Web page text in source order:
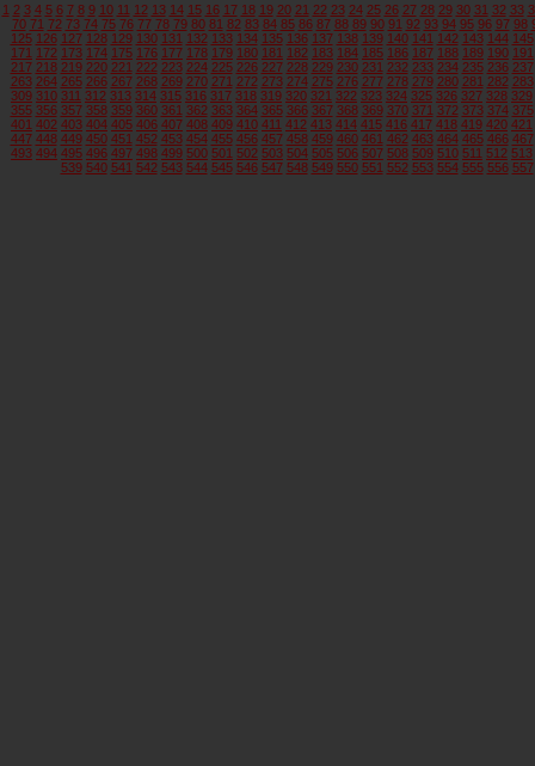
1 2 3 4 5 6 7 8 9 10 11 12 13 14 15 16 17 18 19 20 21 22 23 24 25 26 27 28 29 30 31 32 33
70 71 72 73 74 75 76 77 78 79 80 81 82 83 84 85 86 87 88 89 90 91 92 93 94 95 96 97 98
125 126 127 128 129 130 131 132 133 134 135 136 137 138 139 140 141 142 143 144 145
171 172 173 174 175 176 177 178 179 180 181 182 183 184 185 186 187 188 189 190 191
217 218 219 220 221 222 223 224 225 226 227 228 229 230 231 232 233 234 235 236 237
263 264 265 266 267 268 269 270 271 272 273 274 275 276 277 278 279 280 281 282 283
309 310 311 312 313 314 315 316 317 318 319 320 321 322 323 324 325 326 327 328 329
355 356 357 358 359 360 361 362 363 364 365 366 367 368 369 370 371 372 373 374 375
401 402 403 404 405 406 407 408 409 410 411 412 413 414 415 416 417 418 419 420 421
447 448 449 450 451 452 453 454 455 456 457 458 459 460 461 462 463 464 465 466 467
493 494 495 496 497 498 499 500 501 502 503 504 505 506 507 508 509 510 511 512 513
539 540 541 542 543 544 545 546 547 548 549 550 551 552 553 554 555 556 557